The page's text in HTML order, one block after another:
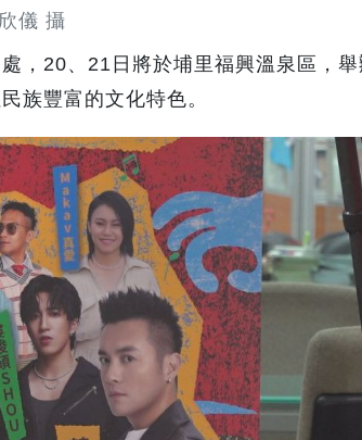
儀 攝
，20、21日將於埔里福興溫泉區，
族豐富的文化特色。